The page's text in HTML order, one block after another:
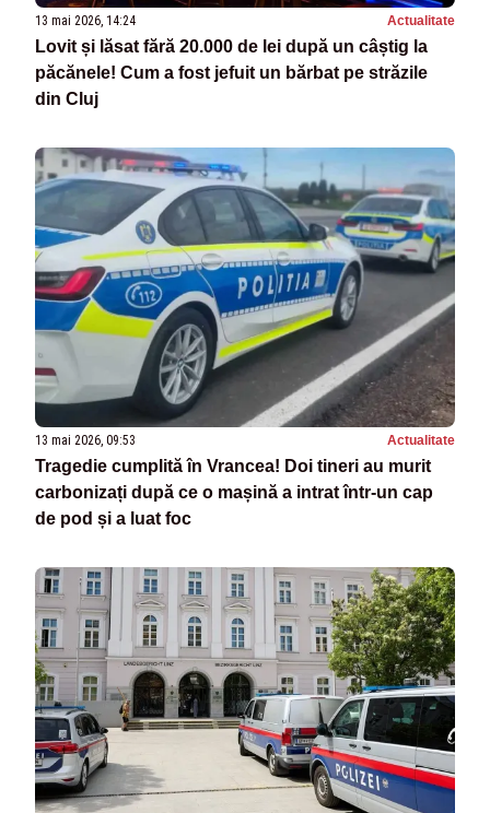
13 mai 2026, 14:24 Actualitate
Lovit și lăsat fără 20.000 de lei după un câștig la
păcănele! Cum a fost jefuit un bărbat pe străzile
din Cluj
13 mai 2026, 09:53 Actualitate
Tragedie cumplită în Vrancea! Doi tineri au murit
carbonizați după ce o mașină a intrat într-un cap
de pod și a luat foc